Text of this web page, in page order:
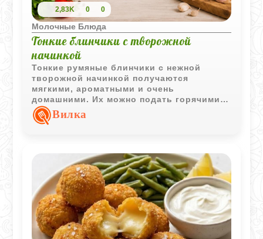
2,83K 0 0
Молочные Блюда
Тонкие блинчики с творожной
начинкой
Тонкие румяные блинчики с нежной
творожной начинкой получаются
мягкими, ароматными и очень
домашними. Их можно подать горячими
со сметаной и сахарной пудрой для
уютного семейного чаепития.
Вилка